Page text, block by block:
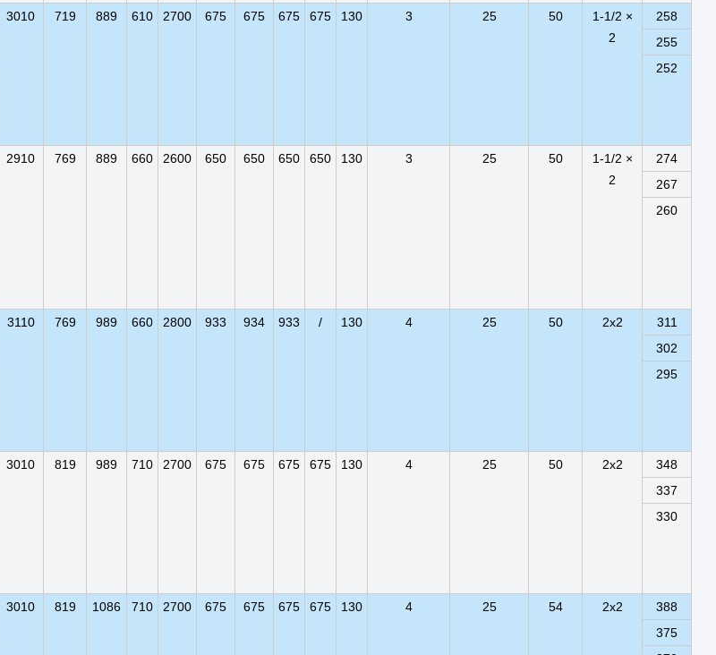
3010 719 889 610 2700 675 675 675 675 130 3 25 50
1-1/2 ×
2
258
255
252
2910 769 889 660 2600 650 650 650 650 130 3 25 50
1-1/2 ×
2
274
267
260
3110 769 989 660 2800 933 934 933 / 130 4 25 50 2x2
311
302
295
3010 819 989 710 2700 675 675 675 675 130 4 25 50 2x2
348
337
330
3010 819 1086 710 2700 675 675 675 675 130 4 25 54 2x2
388
375